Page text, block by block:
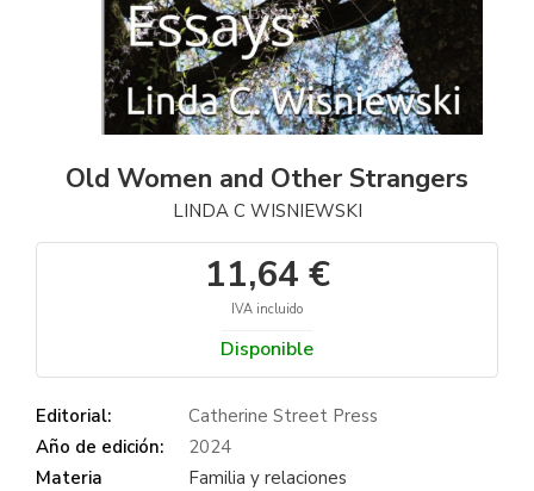
Old Women and Other Strangers
LINDA C WISNIEWSKI
11,64 €
IVA incluido
Disponible
Editorial:
Catherine Street Press
Año de edición:
2024
Materia
Familia y relaciones